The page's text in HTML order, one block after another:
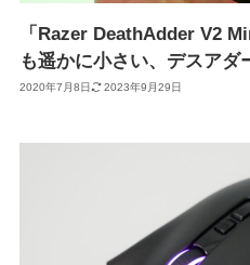
「Razer DeathAdder V2
も遥かに小さい、デスアダ
2020年7月8日 2023年9月29日